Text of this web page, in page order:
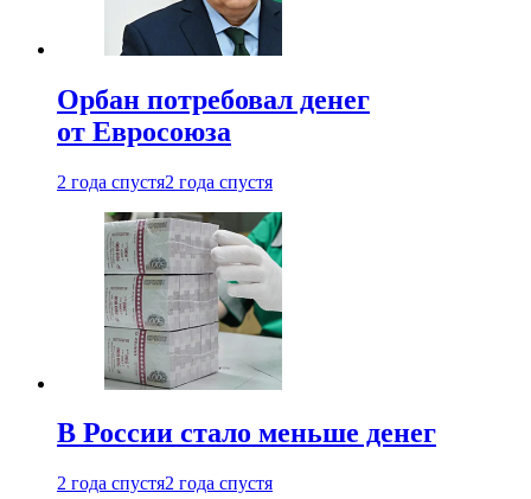
Орбан потребовал денег
от Евросоюза
2 года спустя2 года спустя
В России стало меньше денег
2 года спустя2 года спустя